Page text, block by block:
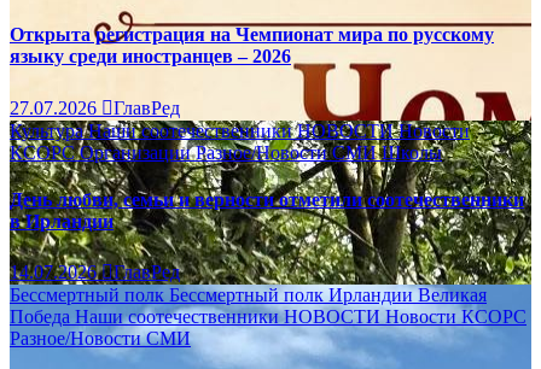
Открыта регистрация на Чемпионат мира по русскому
языку среди иностранцев – 2026
27.07.2026
ГлавРед
КультураНаши соотечественникиНОВОСТИНовости
КСОРСОрганизацииРазное/НовостиСМИШколы
День любви, семьи и верности отметили соотечественники
в Ирландии
14.07.2026 ГлавРед
Бессмертный полк Бессмертный полк ИрландииВеликая
Победа Наши соотечественникиНОВОСТИНовости КСОРС
Разное/НовостиСМИ